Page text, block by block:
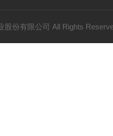
股份有限公司 All Rights